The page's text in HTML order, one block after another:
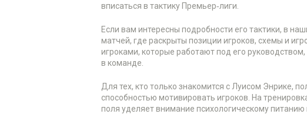
вписаться в тактику Премьер‑лиги.
Если вам интересны подробности его тактики, в
матчей, где раскрыты позиции игроков, схемы и
игроками, которые работают под его
в команде.
Для тех, кто только знакомится с Луисом Энрике,
способностью мотивировать игроков. На
поля уделяет внимание психологическому питанию